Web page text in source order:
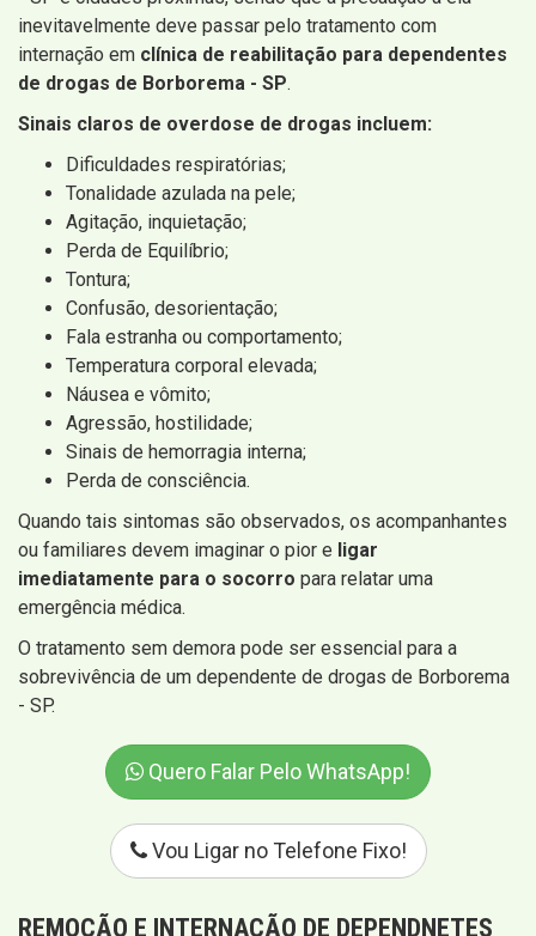
inevitavelmente deve passar pelo tratamento com
internação em clínica de reabilitação para dependentes
de drogas de Borborema - SP.
Sinais claros de overdose de drogas incluem:
Dificuldades respiratórias;
Tonalidade azulada na pele;
Agitação, inquietação;
Perda de Equilíbrio;
Tontura;
Confusão, desorientação;
Fala estranha ou comportamento;
Temperatura corporal elevada;
Náusea e vômito;
Agressão, hostilidade;
Sinais de hemorragia interna;
Perda de consciência.
Quando tais sintomas são observados, os acompanhantes
ou familiares devem imaginar o pior e ligar
imediatamente para o socorro para relatar uma
emergência médica.
O tratamento sem demora pode ser essencial para a
sobrevivência de um dependente de drogas de Borborema
- SP.
Quero Falar Pelo WhatsApp!
Vou Ligar no Telefone Fixo!
REMOÇÃO E INTERNAÇÃO DE DEPENDNETES